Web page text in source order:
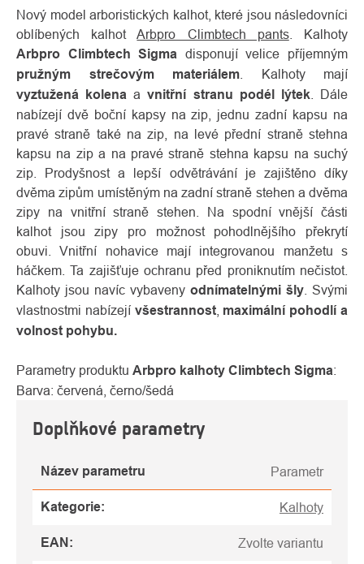
Nový model arboristických kalhot, které jsou následovníci
oblíbených kalhotArbpro Climbtech pants. Kalhoty
Arbpro Climbtech Sigma disponují velice příjemným
pružným strečovým materiálem . Kalhoty mají
vyztužená kolena avnitřní stranu podél lýtek. Dále
nabízejí dvě boční kapsy na zip, jednu zadní kapsu na
pravé straně také na zip, na levé přední straně stehna
kapsu na zip a na pravé straně stehna kapsu na suchý
zip. Prodyšnost a lepší odvětrávání je zajištěno díky
dvěma zipům umístěným na zadní straně stehen a dvěma
zipy na vnitřní straně stehen. Na spodní vnější části
kalhot jsou zipy pro možnost pohodlnějšího překrytí
obuvi. Vnitřní nohavice mají integrovanou manžetu s
háčkem. Ta zajišťuje ochranu před proniknutím nečistot.
Kalhoty jsou navíc vybaveny odnímatelnými šly . Svými
vlastnostmi nabízejí všestrannost, maximální pohodlí a
volnost pohybu.
Parametry produktu Arbpro kalhoty Climbtech Sigma:
Barva: červená, černo/šedá
Doplňkové parametry
Název parametru Parametr
Kategorie: Kalhoty
EAN: Zvolte variantu